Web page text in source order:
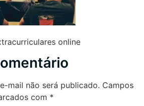
online
mail não será publicado. Campos
com *